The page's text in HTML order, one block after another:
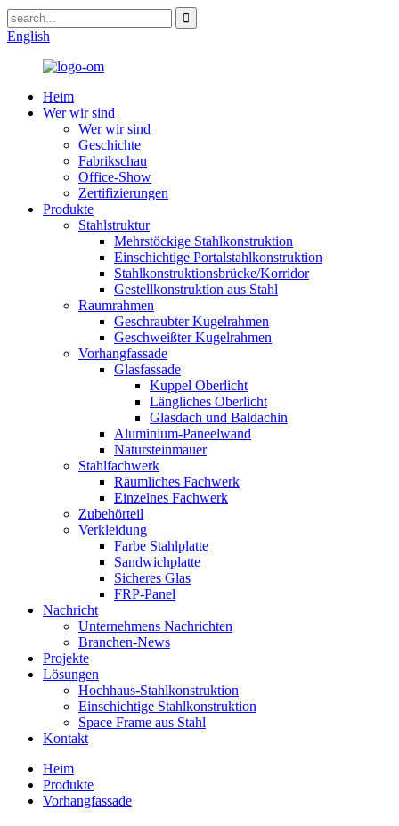
English
Heim
Wer wir sind
Wer wir sind
Geschichte
Fabrikschau
Office-Show
Zertifizierungen
Produkte
Stahlstruktur
Mehrstöckige Stahlkonstruktion
Einschichtige Portalstahlkonstruktion
Stahlkonstruktionsbrücke/Korridor
Gestellkonstruktion aus Stahl
Raumrahmen
Geschraubter Kugelrahmen
Geschweißter Kugelrahmen
Vorhangfassade
Glasfassade
Kuppel Oberlicht
Längliches Oberlicht
Glasdach und Baldachin
Aluminium-Paneelwand
Natursteinmauer
Stahlfachwerk
Räumliches Fachwerk
Einzelnes Fachwerk
Zubehörteil
Verkleidung
Farbe Stahlplatte
Sandwichplatte
Sicheres Glas
FRP-Panel
Nachricht
Unternehmens Nachrichten
Branchen-News
Projekte
Lösungen
Hochhaus-Stahlkonstruktion
Einschichtige Stahlkonstruktion
Space Frame aus Stahl
Kontakt
Heim
Produkte
Vorhangfassade